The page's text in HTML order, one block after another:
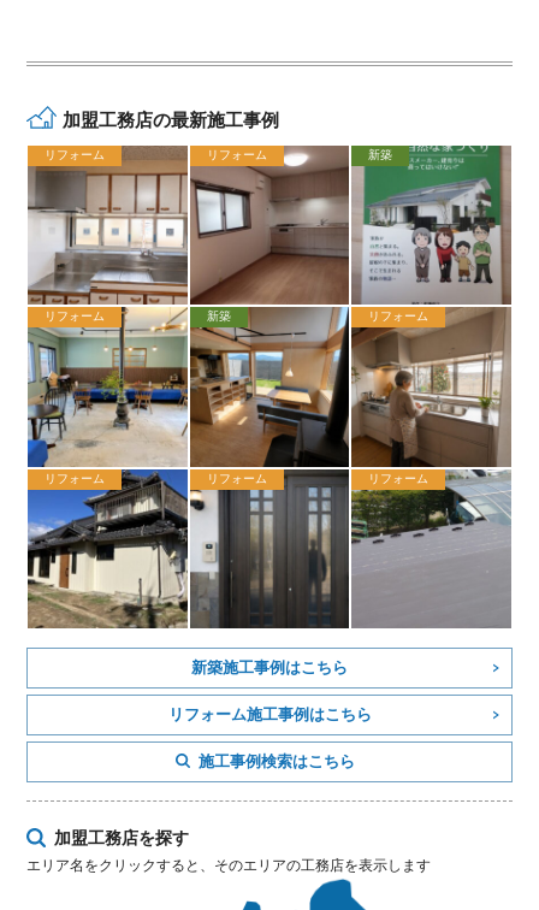
加盟工務店の最新施工事例
リフォーム リフォーム 新築
リフォーム 新築 リフォーム
リフォーム リフォーム リフォーム
新築施工事例はこちら
リフォーム施工事例はこちら
施工事例検索はこちら
加盟工務店を探す
エリア名をクリックすると、そのエリアの工務店を表示します